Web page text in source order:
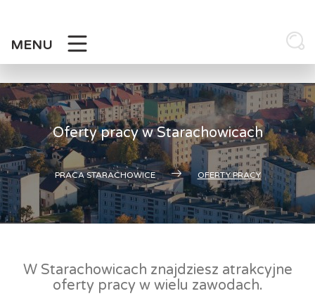
MENU
Oferty pracy w Starachowicach
PRACA STARACHOWICE OFERTY PRACY
W Starachowicach znajdziesz atrakcyjne
oferty pracy w wielu zawodach.